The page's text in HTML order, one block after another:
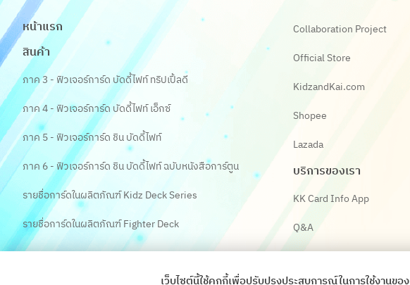
หน้าแรก
สินค้า
ภาค 3 - ฟิวเจอร์การ์ด บัดดี้ไฟท์ ทริปเปิ้ลดี
ภาค 4 - ฟิวเจอร์การ์ด บัดดี้ไฟท์ เอ็กซ์
ภาค 5 - ฟิวเจอร์การ์ด ชิน บัดดี้ไฟท์
ภาค 6 - ฟิวเจอร์การ์ด ชิน บัดดี้ไฟท์ ฉบับหนังสือการ์ตูน
รายชื่อการ์ดในผลิตภัณฑ์ Kidz Deck Series
รายชื่อการ์ดในผลิตภัณฑ์ Fighter Deck
Collaboration Project
Official Store
KidzandKai.com
Shopee
Lazada
บริการของเรา
KK Card Info App
Q&A
เว็บไซต์นี้ใช้คุกกี้เพื่อปรับปรุงประสบการณ์ในการใช้งานขอ